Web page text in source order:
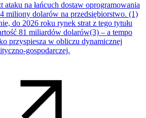
ataku na łańcuch dostaw oprogramowania
miliony dolarów na przedsiębiorstwo. (1)
do 2026 roku rynek strat z tego tytułu
81 miliardów dolarów(3) – a tempo
przyspiesza w obliczu dynamicznej
gospodarczej.